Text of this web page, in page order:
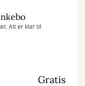
Alt er klar til
Gratis